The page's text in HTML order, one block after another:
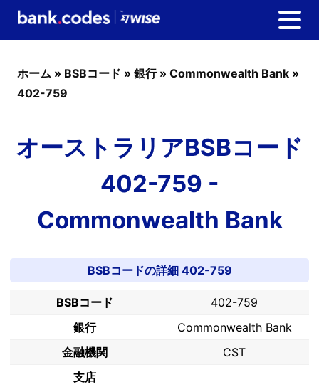
ホーム » BSBコード » 銀行» Commonwealth Bank »
402-759
オーストラリアBSBコード
402-759 -
Commonwealth Bank
BSBコードの詳細 402-759
BSBコード
402-759
銀行
Commonwealth Bank
金融機関
CST
支店